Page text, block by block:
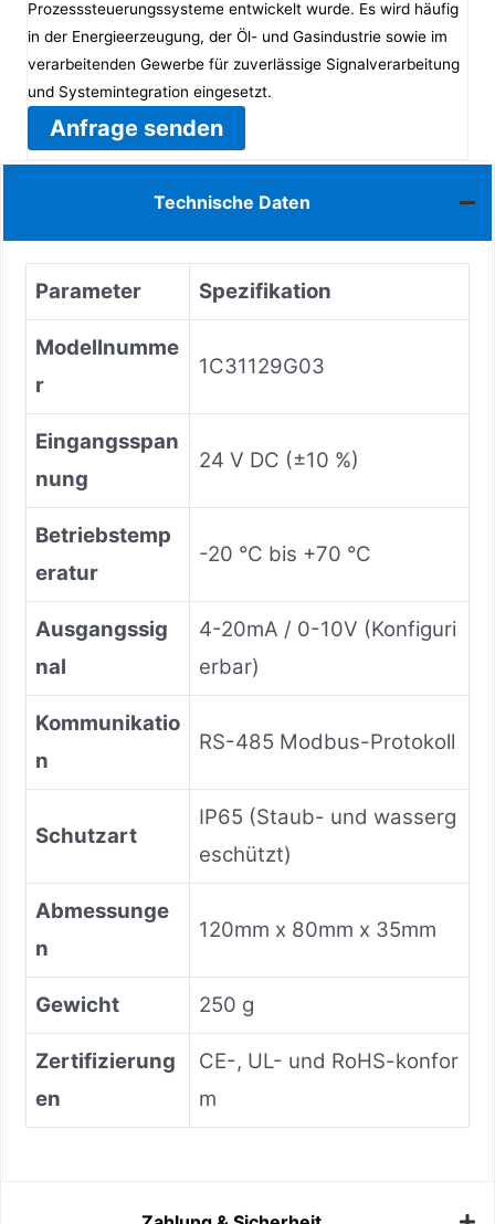
Prozesssteuerungssysteme entwickelt wurde. Es wird häufig
in der Energieerzeugung, der Öl- und Gasindustrie sowie im
verarbeitenden Gewerbe für zuverlässige Signalverarbeitung
und Systemintegration eingesetzt.
Anfrage senden
Technische Daten
Parameter Spezifikation
Modellnumme
r
1C31129G03
Eingangsspan
nung
24 V DC (±10 %)
Betriebstemp
eratur
-20 °C bis +70 °C
Ausgangssig
nal
4-20mA / 0-10V (Konfiguri
erbar)
Kommunikatio
n
RS-485 Modbus-Protokoll
Schutzart
IP65 (Staub- und wasserg
eschützt)
Abmessunge
n
120mm x 80mm x 35mm
Gewicht 250 g
Zertifizierung
en
CE-, UL- und RoHS-konfor
m